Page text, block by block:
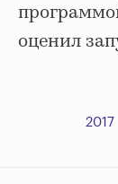
оценил
2017